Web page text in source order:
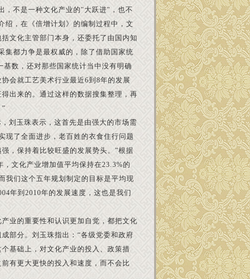
，不是一种文化产业的"大跃进"，也不
绍，在《倍增计划》的编制过程中，文
文化主管部门本身，还委托了由国内知
集都力争是最权威的，除了借助国家统
基数，还对那些国家统计当中没有明确
会就工艺美术行业最近6到8年的发展
出来的。通过这样的数据搜集整理，再
刘玉珠表示，这首先是由强大的市场需
现了全面进步，老百姓的衣食住行问题
，保持着比较旺盛的发展势头。”根据
，文化产业增加值平均保持在23.3%的
我们这个五年规划制定的目标是平均现
年到2010年的发展速度，这也是我们
业的重要性和认识更加自觉，都把文化
部分。刘玉珠指出：“各级党委和政府
基础上，对文化产业的投入、政策措
有更大更快的投入和速度，而不会比